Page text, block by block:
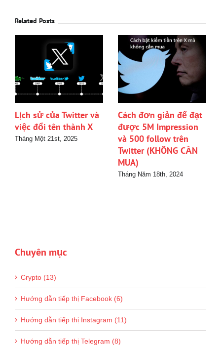
Related Posts
Lịch sử của Twitter và
việc đổi tên thành X
Tháng Một 21st, 2025
Cách đơn giản để đạt
được 5M Impression
và 500 follow trên
Twitter (KHÔNG CẦN
MUA)
Tháng Năm 18th, 2024
Chuyên mục
Crypto (13)
Hướng dẫn tiếp thị Facebook (6)
Hướng dẫn tiếp thị Instagram (11)
Hướng dẫn tiếp thị Telegram (8)